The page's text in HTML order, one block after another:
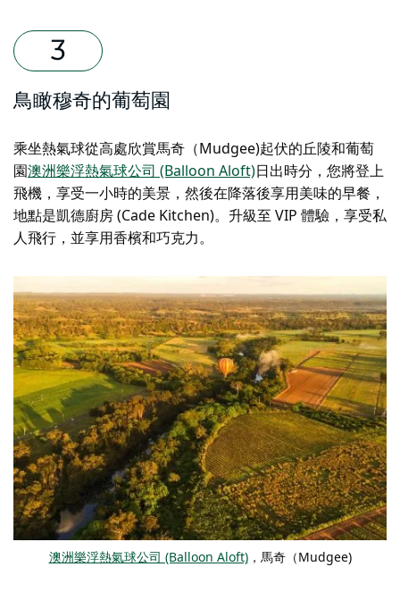
鳥瞰穆奇的葡萄園
乘坐熱氣球從高處欣賞馬奇（Mudgee)起伏的丘陵和葡萄
園澳洲樂浮熱氣球公司 (Balloon Aloft)日出時分，您將登上
飛機，享受一小時的美景，然後在降落後享用美味的早餐，
地點是凱德廚房 (Cade Kitchen)。升級至 VIP 體驗，享受私
人飛行，並享用香檳和巧克力。
澳洲樂浮熱氣球公司 (Balloon Aloft)，馬奇（Mudgee)